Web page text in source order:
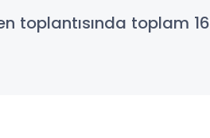
toplantısında toplam